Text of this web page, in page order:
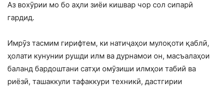
Аз вохӯрии мо бо аҳли зиёи кишвар чор сол сипарӣ
гардид.
Имрӯз тасмим гирифтем, ки натиҷаҳои мулоқоти қаблӣ,
ҳолати кунунии рушди илм ва дурнамои он, масъалаҳои
баланд бардоштани сатҳи омӯзиши илмҳои табиӣ ва
риёзӣ, ташаккули тафаккури техникӣ, дастгирии